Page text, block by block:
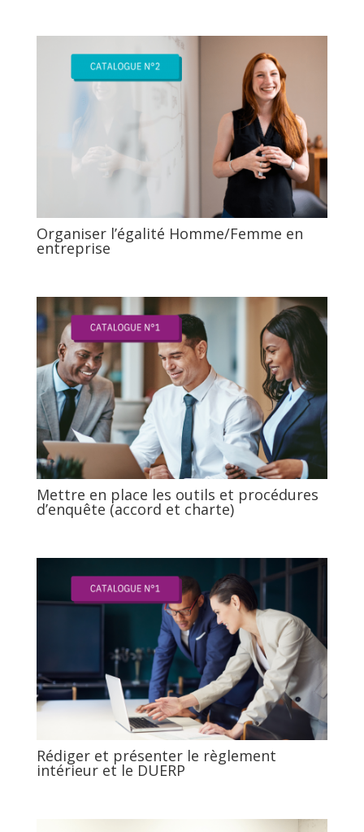
Organiser l’égalité Homme/Femme en
entreprise
Mettre en place les outils et procédures
d’enquête (accord et charte)
Rédiger et présenter le règlement
intérieur et le DUERP